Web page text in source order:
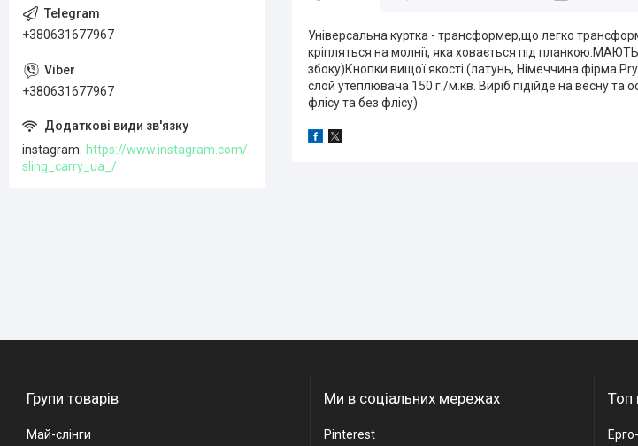
Універсальна куртка - трансформер,що легко
кріпляться на молнії, яка ховається під
збоку)Кнопки вищої якості (латунь, Німеччина фірма
слой утеплювача 150 г./м.кв. Виріб підійде на весну та
флісу та без флісу)
+380631677967
+380631677967
instagram
https://www.instagram.com/
sling_carry_ua_/
Групи товарів
Май-слінги
Ми в соціальних мережах
Pinterest
Топ